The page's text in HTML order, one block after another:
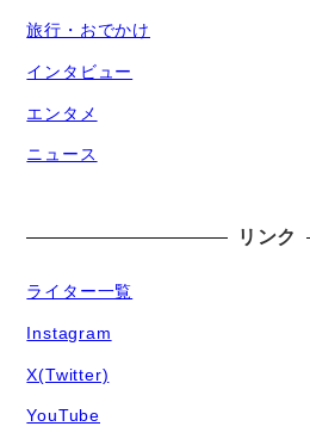
旅行・おでかけ
インタビュー
エンタメ
ニュース
リンク
ライター一覧
Instagram
X(Twitter)
YouTube